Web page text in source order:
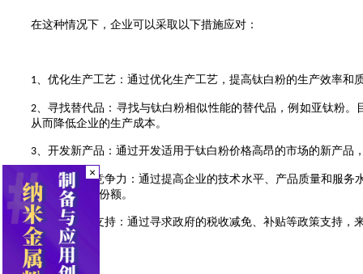
在这种情况下，企业可以采取以下措施应对：
1、 优化生产工艺：通过优化生产工艺，提高钛白粉的生产效率和
2、 寻找替代品：寻找与钛白粉相似性能的替代品，例如亚钛粉。
从而降低企业的生产成本。
3、 开发新产品：通过开发适用于钛白粉价格高昂的市场的新产品
4、
提高市场竞争力：通过提高企业的技术水平、产品质量和服
中占据更大的份额。
5、 寻求政策支持：通过寻求政府的税收减免、补贴等政策支持，
×